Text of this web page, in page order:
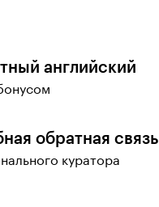
английский
обратная связь
куратора